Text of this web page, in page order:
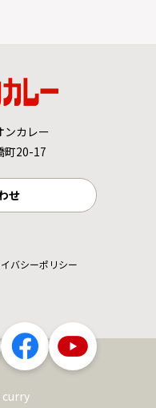
ンカレー
町20-17
せ
バシーポリシー